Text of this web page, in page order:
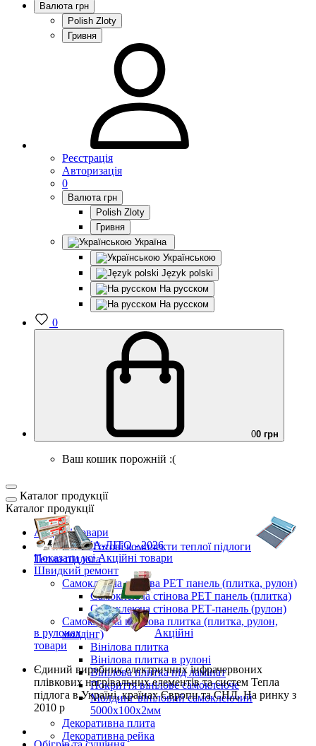
Валюта грн
Polish Zloty
Гривня
Реєстрація
Авторизація
0
Валюта грн
Polish Zloty
Гривня
Україна
Українською
Język polski
На русском
На русском
0
00 грн
Ваш кошик порожній :(
Каталог продукції
Каталог продукції
Акційні товари
ВЕСНА-ЛІТО - 2026
Показати усі Акційні товари
Швидкий ремонт
Самоклеюча стінова PET панель (плитка, рулон)
Самоклеюча стінова PET панель (плитка)
Самоклеюча стінова РЕТ-панель (рулон)
Самоклеюча вінілова плитка (плитка, рулон,
молдінг)
Вінілова плитка
Вінілова плитка в рулоні
Вінілова плитка під ламінат
Покриття вінілове самоклеюче
Молдинг вініловий самоклеючий
5000х100х2мм
Декоративна плита
Декоративна рейка
Готові комплекти теплої підлоги
Тепла підлога
в рулонах
Акційні
товари
Єдиний виробникелектричних інфрачервоних
плівкових нагрівальних елементів та систем Тепла
підлога в Україні, країнах Європи та СНД.На ринку з
2010 р